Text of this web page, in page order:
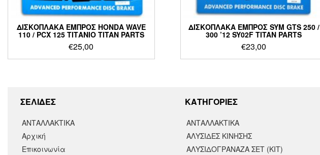
ΔΙΣΚΟΠΛΑΚΑ ΕΜΠΡΟΣ HONDA WAVE
110 / PCX 125 ΤΙΤΑΝΙΟ TITAN PARTS
€25,00
ΔΙΣΚΟΠΛΑΚΑ ΕΜΠΡΟΣ SYM GTS 250 /
300 ’12 SY02F TITAN PARTS
€23,00
ΣΕΛΙΔΕΣ
ΑΝΤΑΛΛΑΚΤΙΚΑ
Αρχική
Επικοινωνία
KΑΤΗΓΟΡΙΕΣ
ΑΝΤΑΛΛΑΚΤΙΚΆ
ΑΛΥΣΙΔΕΣ ΚΙΝΗΣΗΣ
ΑΛΥΣΙΔΟΓΡΑΝΑΖΑ ΣΕΤ (ΚΙΤ)